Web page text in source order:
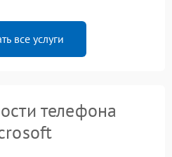
все услуги
телефона